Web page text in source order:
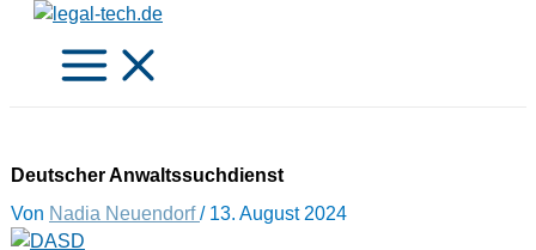
Zum
springen
Deutscher Anwaltssuchdienst
Von Nadia Neuendorf/ 13. August 2024